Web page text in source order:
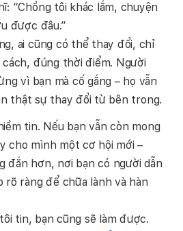
“Chồng tôi khác lắm, chuyện
được đâu.”
ai cũng có thể thay đổi, chỉ
đúng thời điểm. Người
vì bạn mà cố gắng – họ vẫn
thật sự thay đổi từ bên trong.
tin. Nếu bạn vẫn còn mong
cho mình một cơ hội mới –
đắn hơn, nơi bạn có người dẫn
rõ ràng để chữa lành và hàn
tin, bạn cũng sẽ làm được.